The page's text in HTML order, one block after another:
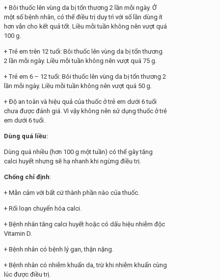
+ Bôi thuốc lên vùng da bị tổn thương 2 lần mỗi ngày. Ở
một số bệnh nhân, có thể điều trị duy trì với số lần dùng ít
hơn vẫn cho kết quả tốt. Liều mỗi tuần không nên vượt quá
100 g.
+ Trẻ em trên 12 tuổi: Bôi thuốc lên vùng da bị tổn thương
2 lần mỗi ngày. Liều mỗi tuần không nên vượt quá 75 g.
+ Trẻ em 6 – 12 tuổi: Bôi thuốc lên vùng da bị tổn thương 2
lần mỗi ngày. Liều mỗi tuần không nên vượt quá 50 g.
+ Độ an toàn và hiệu quả của thuốc ở trẻ em dưới 6 tuổi
chưa được đánh giá. Vì vậy không nên sử dụng thuốc ở trẻ
em dưới 6 tuổi.
Dùng quá liều:
Dùng quá nhiều (hơn 100 g một tuần) có thể gây tăng
calci huyết nhưng sẽ hạ nhanh khi ngừng điều trị.
Chống chỉ định:
+ Mẫn cảm với bất cứ thành phần nào của thuốc.
+ Rối loạn chuyển hóa calci.
+ Bệnh nhân tăng calci huyết hoặc có dấu hiệu nhiễm độc
Vitamin D.
+ Bệnh nhân có bệnh lý gan, thận nặng.
+ Bệnh nhân có nhiễm khuẩn da, trừ khi nhiễm khuẩn cùng
lúc được điều trị.